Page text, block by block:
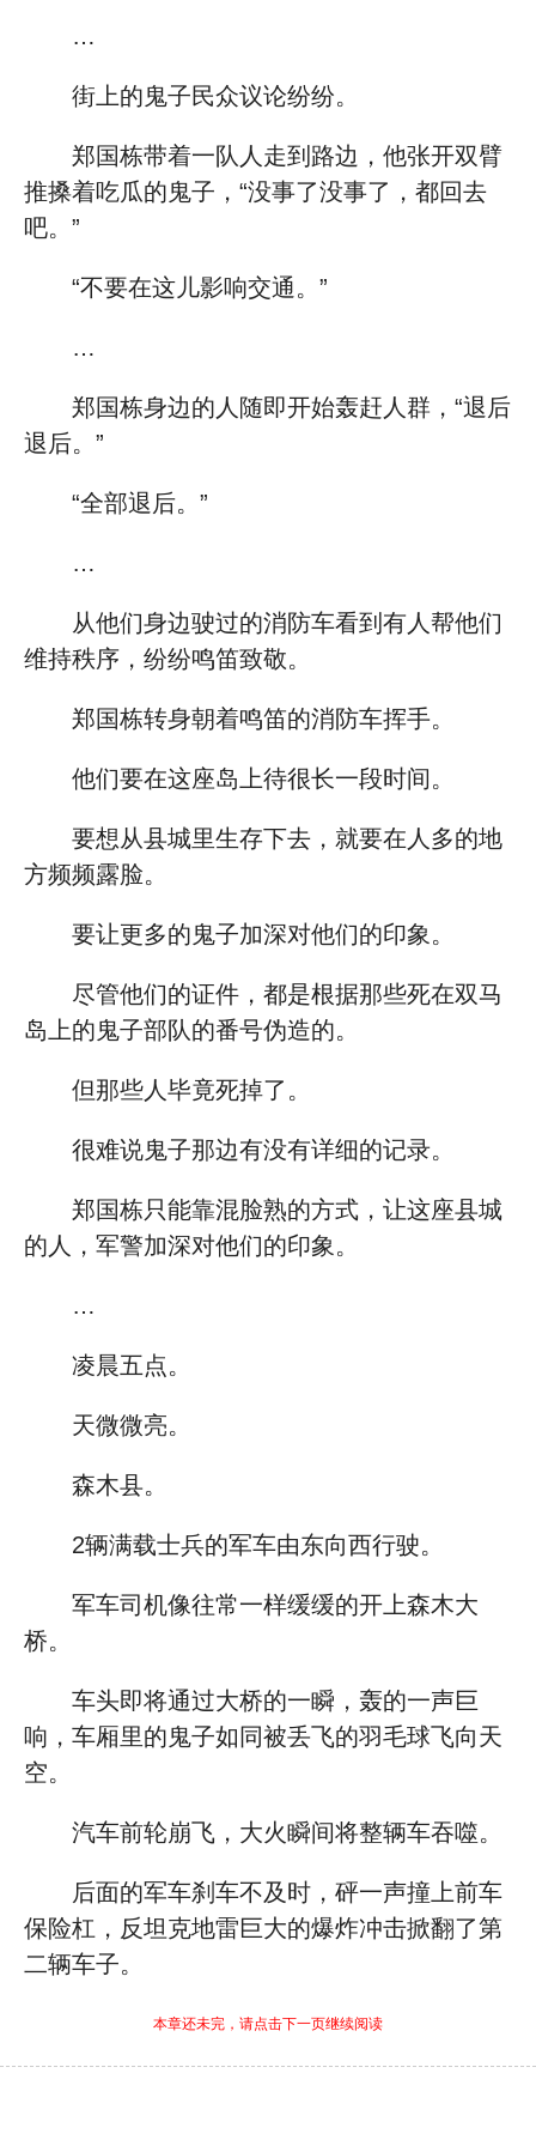
…
街上的鬼子民众议论纷纷。
郑国栋带着一队人走到路边，他张开双臂
推搡着吃瓜的鬼子，“没事了没事了，都回去
吧。”
“不要在这儿影响交通。”
…
郑国栋身边的人随即开始轰赶人群，“退后
退后。”
“全部退后。”
…
从他们身边驶过的消防车看到有人帮他们
维持秩序，纷纷鸣笛致敬。
郑国栋转身朝着鸣笛的消防车挥手。
他们要在这座岛上待很长一段时间。
要想从县城里生存下去，就要在人多的地
方频频露脸。
要让更多的鬼子加深对他们的印象。
尽管他们的证件，都是根据那些死在双马
岛上的鬼子部队的番号伪造的。
但那些人毕竟死掉了。
很难说鬼子那边有没有详细的记录。
郑国栋只能靠混脸熟的方式，让这座县城
的人，军警加深对他们的印象。
…
凌晨五点。
天微微亮。
森木县。
2辆满载士兵的军车由东向西行驶。
军车司机像往常一样缓缓的开上森木大
桥。
车头即将通过大桥的一瞬，轰的一声巨
响，车厢里的鬼子如同被丢飞的羽毛球飞向天
空。
汽车前轮崩飞，大火瞬间将整辆车吞噬。
后面的军车刹车不及时，砰一声撞上前车
保险杠，反坦克地雷巨大的爆炸冲击掀翻了第
二辆车子。
本章还未完，请点击下一页继续阅读